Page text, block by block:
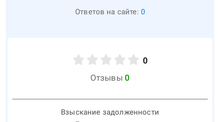
Ответов на сайте: 0
0
Отзывы 0
Взыскание задолженности